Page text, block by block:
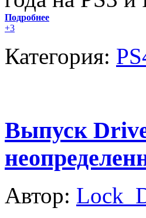
Подробнее
+3
Категория:
Выпуск
Автор: